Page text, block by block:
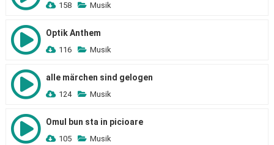
158 Musik
Optik Anthem
116 Musik
alle märchen sind gelogen
124 Musik
Omul bun sta in picioare
105 Musik